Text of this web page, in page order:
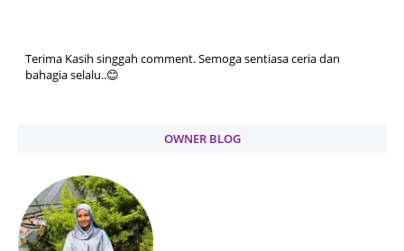
Terima Kasih singgah comment. Semoga sentiasa ceria dan
bahagia selalu..😊
OWNER BLOG